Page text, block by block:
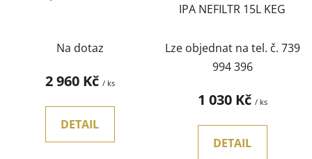
Na dotaz
2 960 Kč / ks
DETAIL
IPA NEFILTR 15L KEG
Lze objednat na tel. č. 739
994 396
1 030 Kč / ks
DETAIL